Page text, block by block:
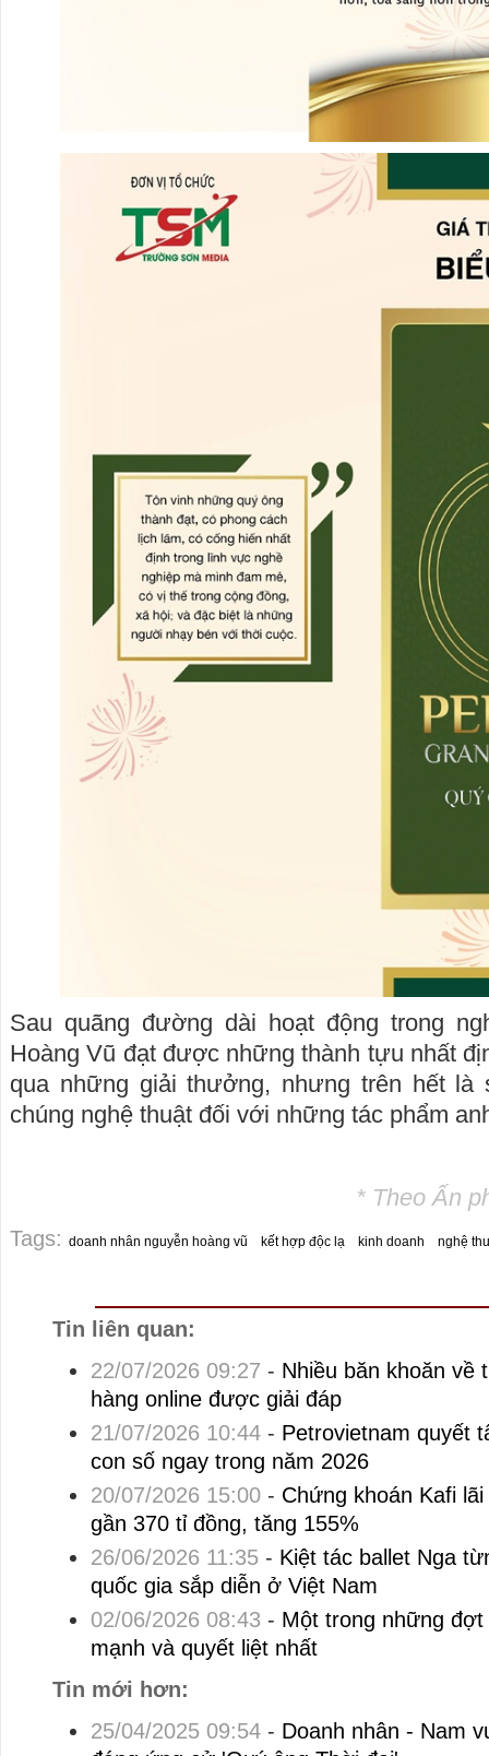
Sau quãng đường dài hoạt động trong
Hoàng Vũ đạt được những thành tựu nhất
qua những giải thưởng, nhưng trên hết là
chúng nghệ thuật đối với những tác phẩm
* Theo Ấn
Tags: doanh nhân nguyễn hoàng vũ kết hợp độc lạ kinh doanh nghệ
Tin liên quan:
22/07/2026 09:27 - Nhiều băn khoăn về
hàng online được giải đáp
21/07/2026 10:44- Petrovietnam quyết
con số ngay trong năm 2026
20/07/2026 15:00- Chứng khoán Kafi
gần 370 tỉ đồng, tăng 155%
26/06/2026 11:35- Kiệt tác ballet Nga
quốc gia sắp diễn ở Việt Nam
02/06/2026 08:43 - Một trong những
mạnh và quyết liệt nhất
Tin mới hơn:
25/04/2025 09:54- Doanh nhân - Nam